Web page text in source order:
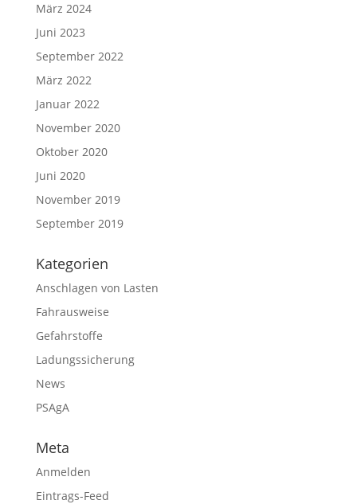
März 2024
Juni 2023
September 2022
März 2022
Januar 2022
November 2020
Oktober 2020
Juni 2020
November 2019
September 2019
Kategorien
Anschlagen von Lasten
Fahrausweise
Gefahrstoffe
Ladungssicherung
News
PSAgA
Meta
Anmelden
Eintrags-Feed